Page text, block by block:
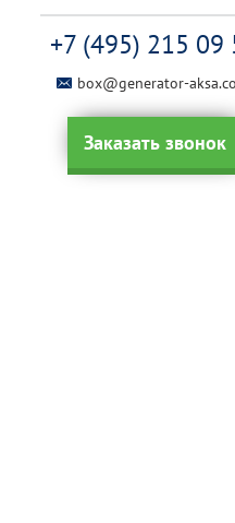
+7 (495) 215 09
box@generator-
Заказать звонок